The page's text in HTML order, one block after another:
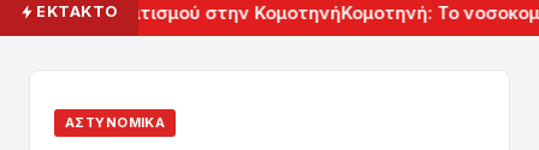
ΕΚΤΑΚΤΟΠολιτισμού στην ΚομοτηνήΚομοτηνή: Το
ΑΣΤΥΝΟΜΙΚΆ